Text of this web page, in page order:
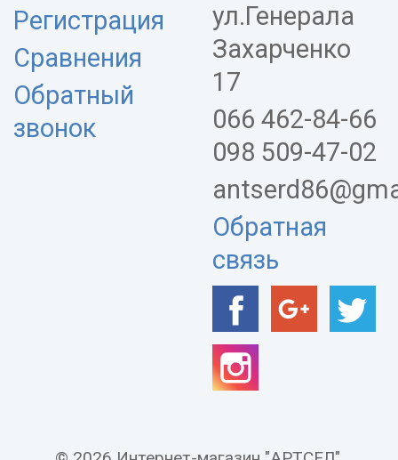
Регистрация
Сравнения
Обратный
звонок
ул.Генерала
Захарченко
17
066 462-84-66
098 509-47-02
Обратная
связь